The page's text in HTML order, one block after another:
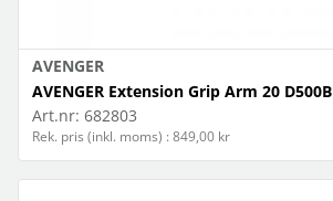
AVENGER
AVENGER Extension Grip Arm 20 D500B
Art.nr: 682803
Rek. pris (inkl. moms) : 849,00 kr